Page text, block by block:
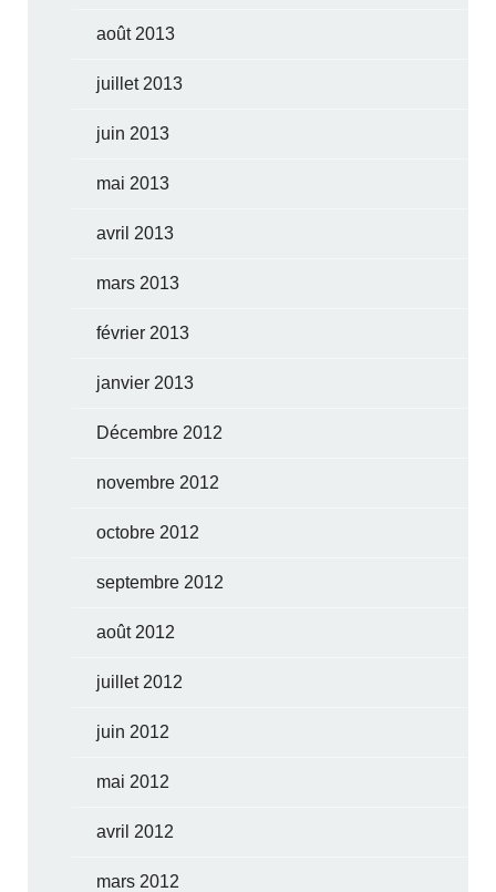
août 2013
juillet 2013
juin 2013
mai 2013
avril 2013
mars 2013
février 2013
janvier 2013
Décembre 2012
novembre 2012
octobre 2012
septembre 2012
août 2012
juillet 2012
juin 2012
mai 2012
avril 2012
mars 2012